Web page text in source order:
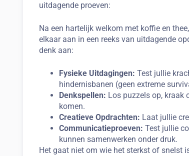
uitdagende proeven:
Na een hartelijk welkom met koffie en
elkaar aan in een reeks van uitdagende
denk aan:
Fysieke Uitdagingen: Test jullie
hindernisbanen (geen extreme
Denkspellen: Los puzzels op, kraak
komen.
Creatieve Opdrachten: Laat jullie
Communicatieproeven: Test jullie
kunnen samenwerken onder druk.
Het gaat niet om wie het sterkst of snelst